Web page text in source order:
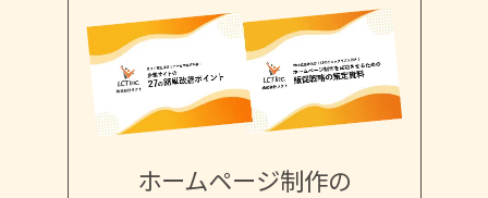
ホームページ制作の